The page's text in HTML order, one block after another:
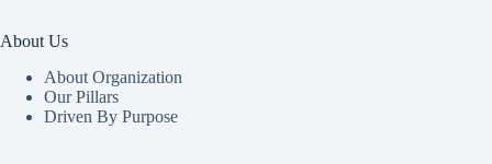
About Us
About Organization
Our Pillars
Driven By Purpose​